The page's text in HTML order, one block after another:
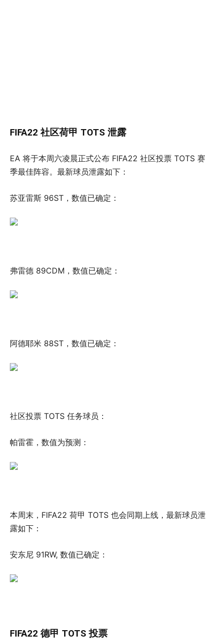
FIFA22 社区荷甲 TOTS 泄露
EA 将于本周六凌晨正式公布 FIFA22 社区投票 TOTS 赛
季最佳阵容。最新球员泄露如下：
苏亚雷斯 96ST，数值已确定：
弗雷德 89CDM，数值已确定：
阿德耶米 88ST，数值已确定：
社区投票 TOTS 任务球员：
帕雷霍，数值为预测：
本周末，FIFA22 荷甲 TOTS 也会同期上线，最新球员泄
露如下：
安东尼 91RW, 数值已确定：
FIFA22 德甲 TOTS 投票